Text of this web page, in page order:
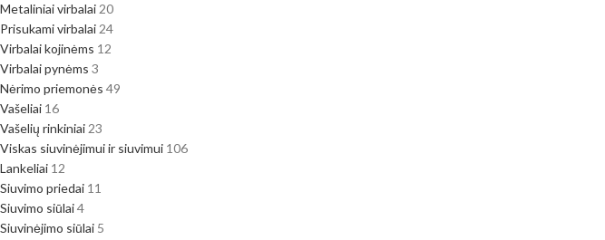
Metaliniai virbalai 20
Prisukami virbalai 24
Virbalai kojinėms 12
Virbalai pynėms 3
Nėrimo priemonės 49
Vašeliai 16
Vašelių rinkiniai 23
Viskas siuvinėjimui ir siuvimui 106
Lankeliai 12
Siuvimo priedai 11
Siuvimo siūlai4
Siuvinėjimo siūlai 5